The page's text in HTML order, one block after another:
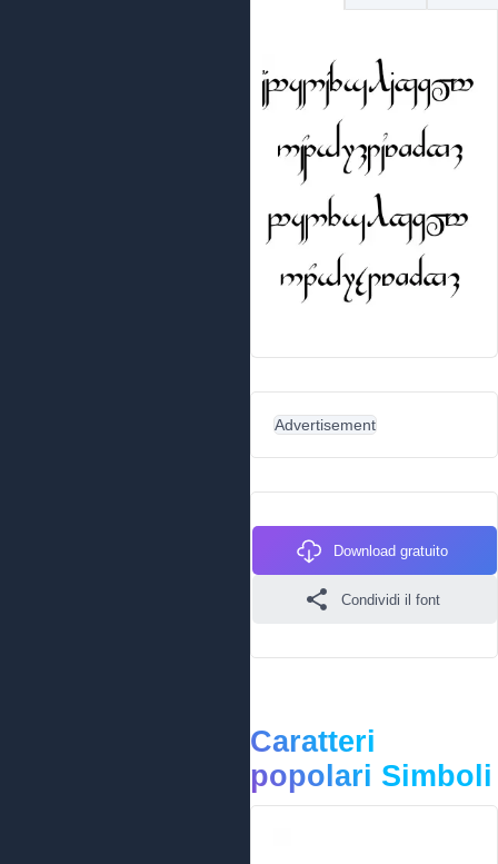
Advertisement
Download gratuito
Condividi il font
Caratteri
popolari Simboli